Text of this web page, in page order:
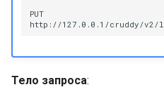
PUT
Тело запроса: